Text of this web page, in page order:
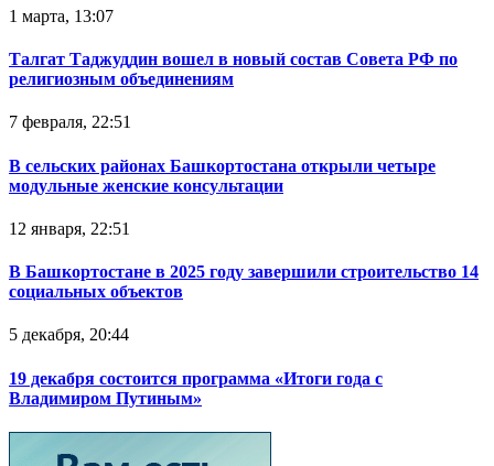
1 марта, 13:07
Талгат Таджуддин вошел в новый состав Совета РФ по
религиозным объединениям
7 февраля, 22:51
В сельских районах Башкортостана открыли четыре
модульные женские консультации
12 января, 22:51
В Башкортостане в 2025 году завершили строительство 14
социальных объектов
5 декабря, 20:44
19 декабря состоится программа «Итоги года с
Владимиром Путиным»